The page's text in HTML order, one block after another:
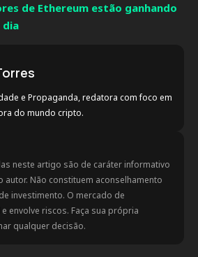
de Ethereum estão ganhando
dia
e Propaganda, redatora com foco em
do mundo cripto.
neste artigo são de caráter informativo
autor. Não constituem aconselhamento
investimento. O mercado de
envolve riscos. Faça sua própria
qualquer decisão.